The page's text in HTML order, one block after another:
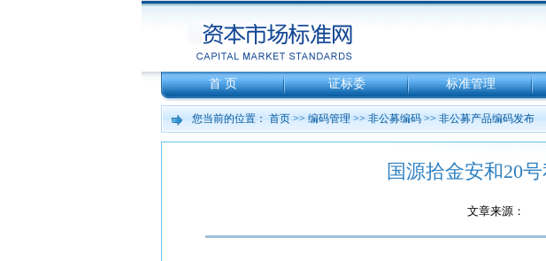
首 页 证标委 标准管理
您当前的位置： 首页 >> 编码管理 >> 非公募编码 >> 非公募产品编码发布
国源拾金安和20
文章来源：